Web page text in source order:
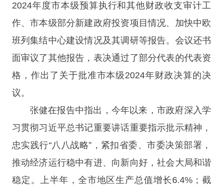
2024年度市本级预算执行和其他财政收支审计工
作、市本级部分新建政府投资项目情况、加快中欧
班列集结中心建设情况及其调研等报告。会议还书
面审议了其他报告，表决通过了部分代表的代表资
格，作出了关于批准市本级2024年财政决算的决
议。
张健在报告中指出，今年以来，市政府深入学
习贯彻习近平总书记重要讲话重要指示批示精神，
忠实践行“八八战略”，紧扣省委、市委决策部署，
推动经济运行稳中有进、向新向好，社会大局和谐
稳定。上半年，全市地区生产总值增长6.4%；截